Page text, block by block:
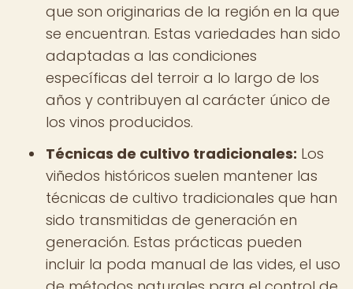
que son originarias de la región en la que
se encuentran. Estas variedades han sido
adaptadas a las condiciones
específicas del terroir a lo largo de los
años y contribuyen al carácter único de
los vinos producidos.
Técnicas de cultivo tradicionales: Los
viñedos históricos suelen mantener las
técnicas de cultivo tradicionales que han
sido transmitidas de generación en
generación. Estas prácticas pueden
incluir la poda manual de las vides, el uso